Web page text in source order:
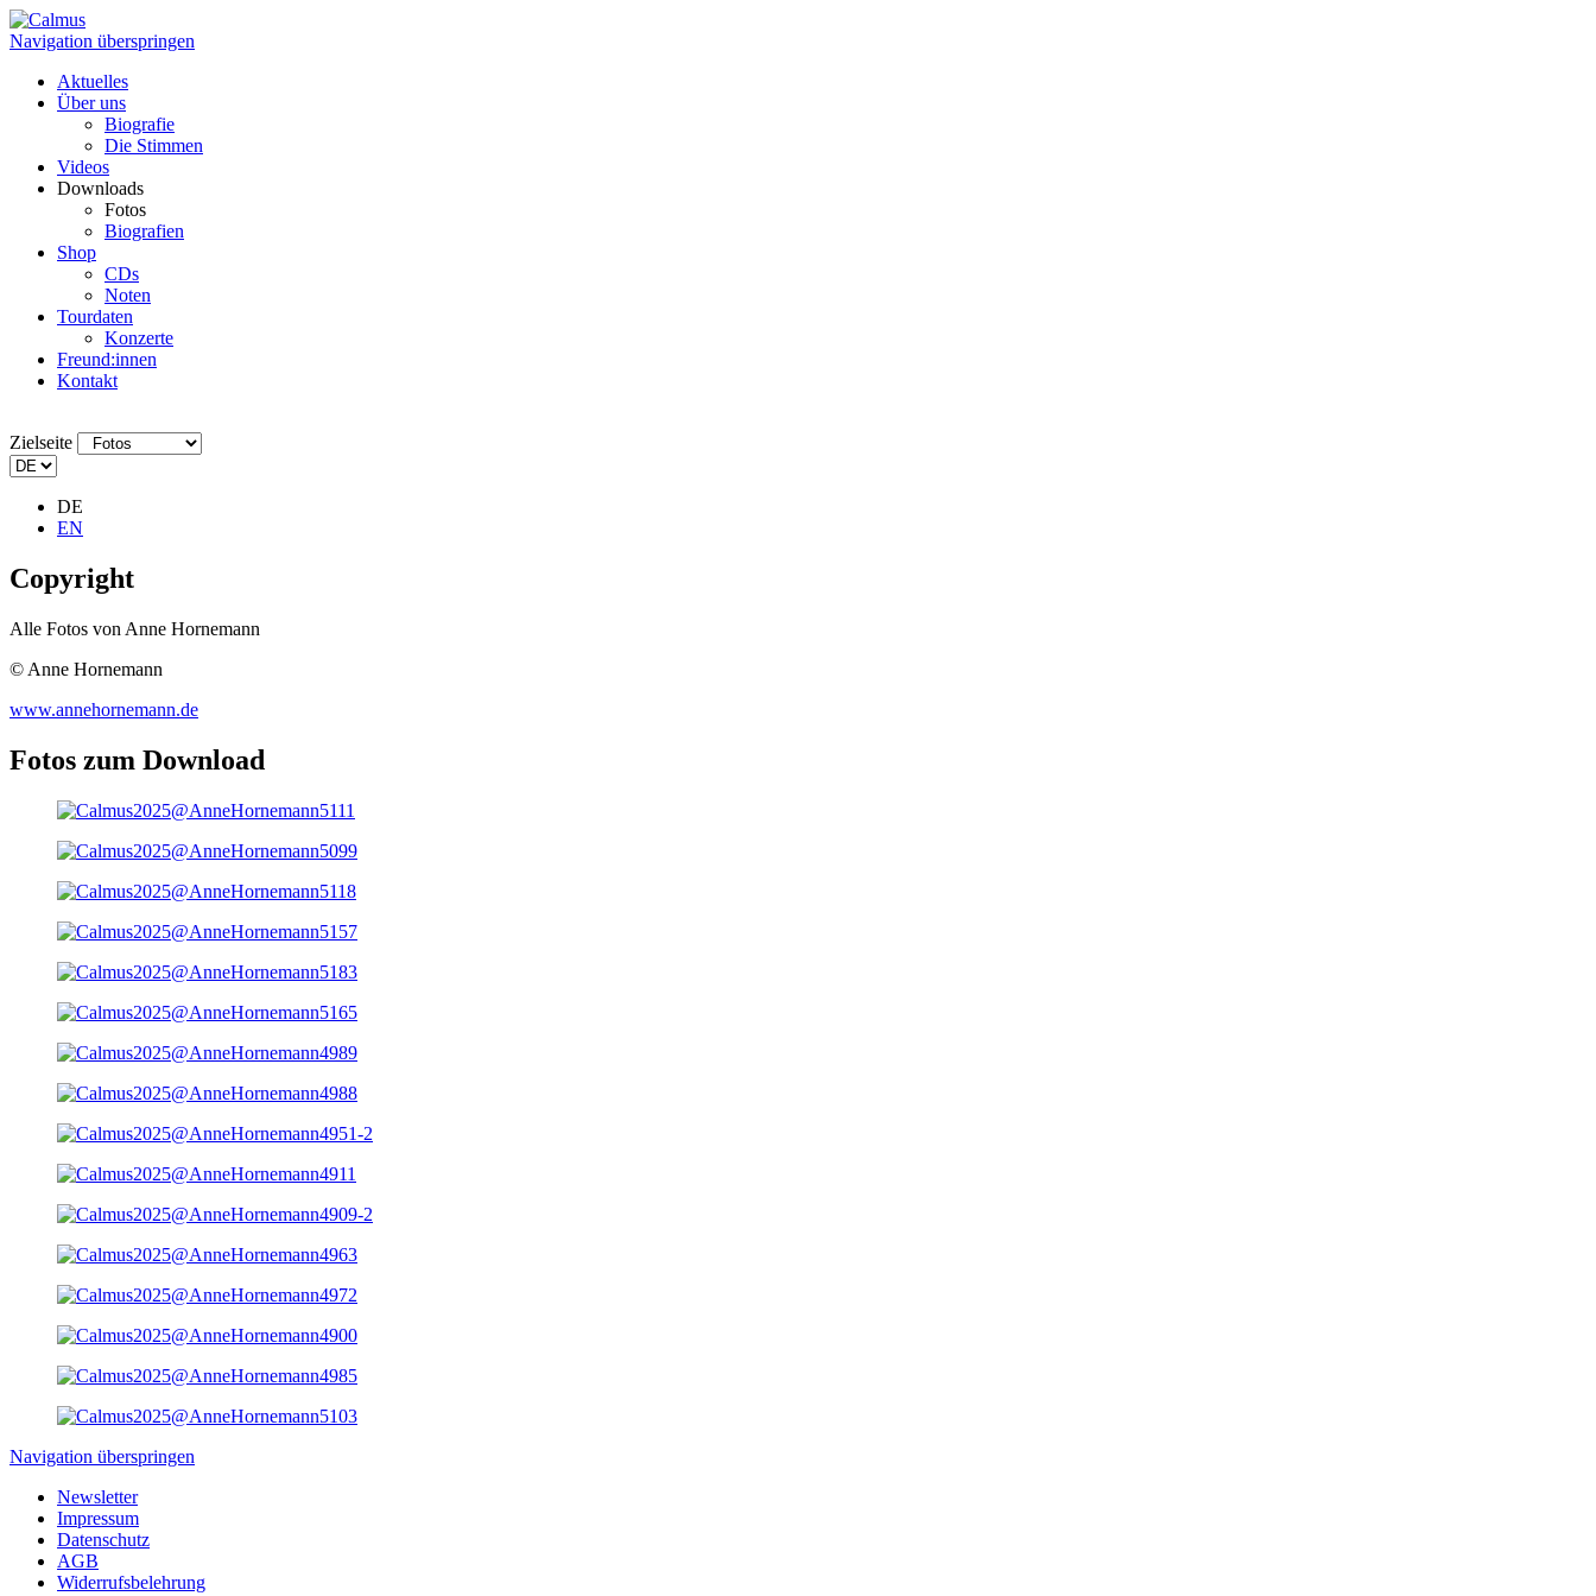
Navigation überspringen
Aktuelles
Über uns
Biografie
Die Stimmen
Videos
Downloads
Fotos
Biografien
Shop
CDs
Noten
Tourdaten
Konzerte
Freund:innen
Kontakt
Zielseite
DE
EN
Copyright
Alle Fotos von Anne Hornemann
© Anne Hornemann
www.annehornemann.de
Fotos zum Download
Navigation überspringen
Newsletter
Impressum
Datenschutz
AGB
Widerrufsbelehrung